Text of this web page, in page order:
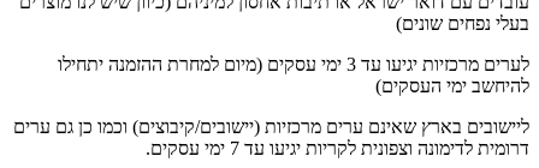
בעלי נפחים שונים)
לערים מרכזיות יגיעו עד 3 ימי עסקים (מיום למחרת ההזמנה יתחילו
להיחשב ימי העסקים)
ליישובים בארץ שאינם ערים מרכזיות (יישובים/קיבוצים) וכמו כן גם ערים
דרומית לדימונה וצפונית לקריות יגיעו עד 7 ימי עסקים.